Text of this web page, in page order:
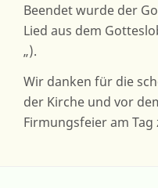
Beendet wurde der
Lied aus dem
„).
Wir danken für die
der Kirche und vor
Firmungsfeier am Tag